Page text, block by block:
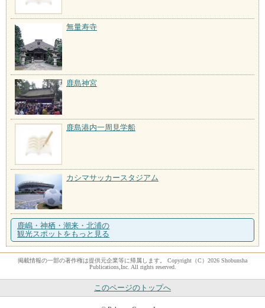
無量寿寺
鹿島神宮
鹿島港内一周見学船
カシマサッカースタジアム
鹿嶋・神栖・潮来・北浦の
観光スポットをもっと見る
掲載情報の一部の著作権は提供元企業等に帰属します。 Copyright（C）2026 Shobunsha
Publications,Inc. All rights reserved.
このページのトップへ